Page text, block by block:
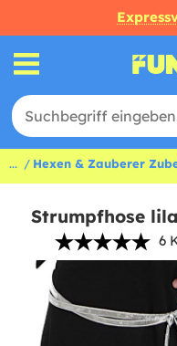
... Hexen & Zauberer
Strumpfhose
6